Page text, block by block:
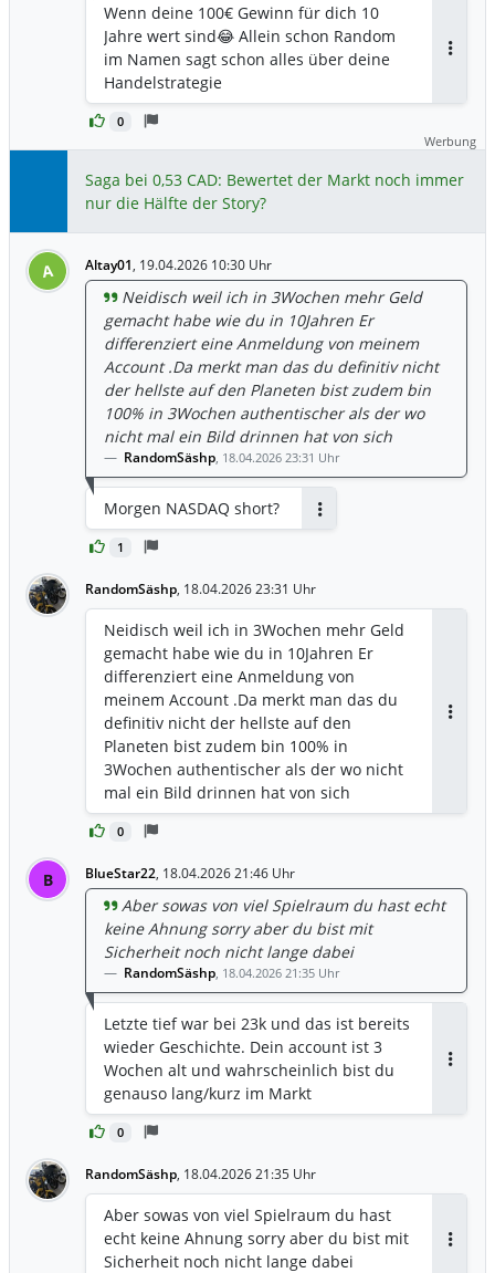
0
Wenn deine 100€ Gewinn für dich 10
Jahre wert sind😂 Allein schon Random
im Namen sagt schon alles über deine
Handelstrategie
Werbung
Saga bei 0,53 CAD: Bewertet der Markt noch immer
nur die Hälfte der Story?
A Altay01, 19.04.2026 10:30 Uhr
1
Neidisch weil ich in 3Wochen mehr Geld
gemacht habe wie du in 10Jahren Er
differenziert eine Anmeldung von meinem
Account .Da merkt man das du definitiv nicht
der hellste auf den Planeten bist zudem bin
100% in 3Wochen authentischer als der wo
nicht mal ein Bild drinnen hat von sich
RandomSäshp, 18.04.2026 23:31 Uhr
Morgen NASDAQ short?
RandomSäshp, 18.04.2026 23:31 Uhr
0
Neidisch weil ich in 3Wochen mehr Geld
gemacht habe wie du in 10Jahren Er
differenziert eine Anmeldung von
meinem Account .Da merkt man das du
definitiv nicht der hellste auf den
Planeten bist zudem bin 100% in
3Wochen authentischer als der wo nicht
mal ein Bild drinnen hat von sich
B BlueStar22, 18.04.2026 21:46 Uhr
0
Aber sowas von viel Spielraum du hast echt
keine Ahnung sorry aber du bist mit
Sicherheit noch nicht lange dabei
RandomSäshp, 18.04.2026 21:35 Uhr
Letzte tief war bei 23k und das ist bereits
wieder Geschichte. Dein account ist 3
Wochen alt und wahrscheinlich bist du
genauso lang/kurz im Markt
RandomSäshp, 18.04.2026 21:35 Uhr
Aber sowas von viel Spielraum du hast
echt keine Ahnung sorry aber du bist mit
Sicherheit noch nicht lange dabei